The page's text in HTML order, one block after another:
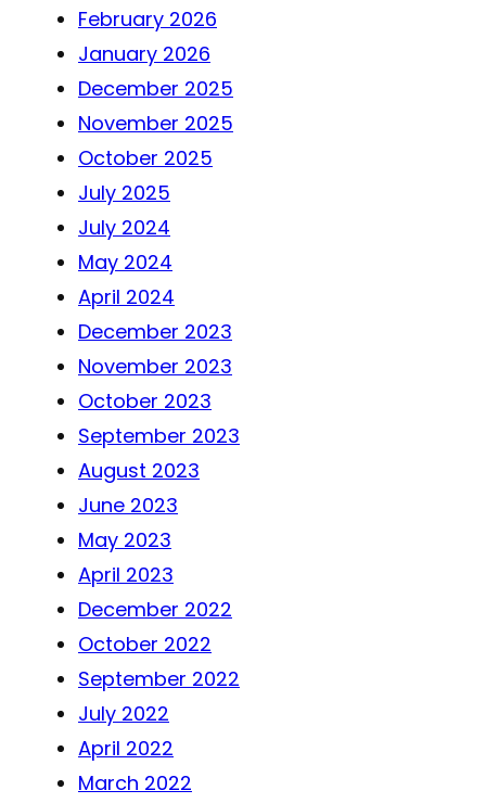
February 2026
January 2026
December 2025
November 2025
October 2025
July 2025
July 2024
May 2024
April 2024
December 2023
November 2023
October 2023
September 2023
August 2023
June 2023
May 2023
April 2023
December 2022
October 2022
September 2022
July 2022
April 2022
March 2022